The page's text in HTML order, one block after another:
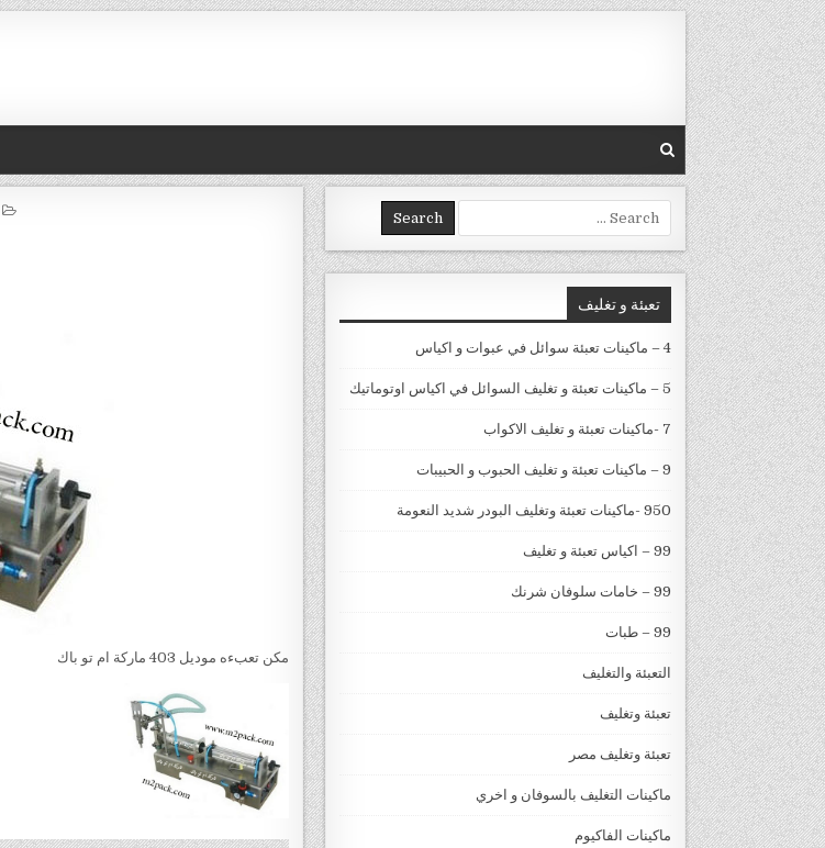
Skip to content
مكن تعبءه موديل 403 ماركة ام تو باك
Search for:
تعبئة و تغليف
4 – ماكينات تعبئة سوائل في عبوات و اكياس
5 – ماكينات تعبئة و تغليف السوائل في اكياس اوتوماتيك
7 -ماكينات تعبئة و تغليف الاكواب
9 – ماكينات تعبئة و تغليف الحبوب و الحبيبات
950 -ماكينات تعبئة وتغليف البودر شديد النعومة
99 – اكياس تعبئة و تغليف
99 – خامات سلوفان شرنك
99 – طبات
التعبئة والتغليف
تعبئة وتغليف
تعبئة وتغليف مصر
ماكينات التغليف بالسوفان و اخري
ماكينات الفاكيوم